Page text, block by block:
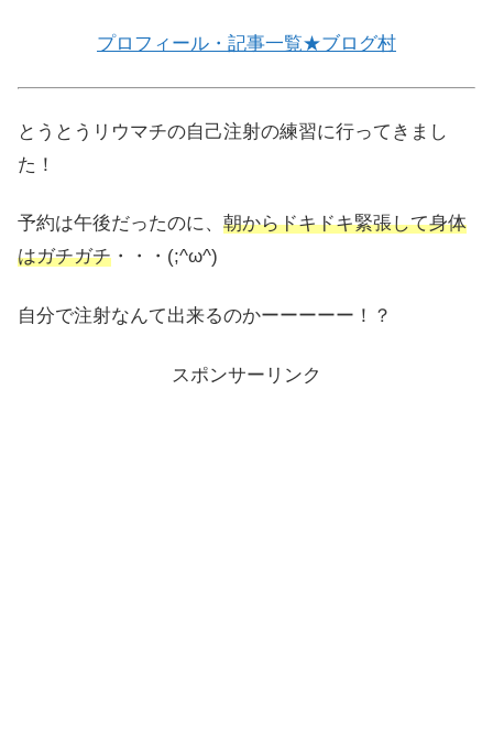
プロフィール・記事一覧★ブログ村
とうとうリウマチの自己注射の練習に行ってきまし
た！
予約は午後だったのに、 朝からドキドキ緊張して身体
はガチガチ ・・・(;^ω^)
自分で注射なんて出来るのかーーーーー！？
スポンサーリンク